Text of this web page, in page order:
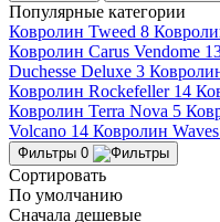
Популярные категории
Ковролин Tweed 8
Ковролин Carus Vendome
Duchesse Deluxe 3
Ковролин Rockefeller 14
Ковролин Terra Nova 5
Volcano 14 Ковролин
Фильтры 0
Сортировать
По умолчанию
Сначала дешевые